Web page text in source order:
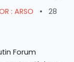
: ARSO •
28